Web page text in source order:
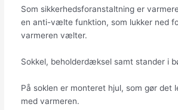
Som sikkerhedsforanstaltning er
en anti-vælte funktion, som lukker ned
varmeren vælter.
Sokkel, beholderdæksel samt stander i
På soklen er monteret hjul, som gør det
med varmeren.